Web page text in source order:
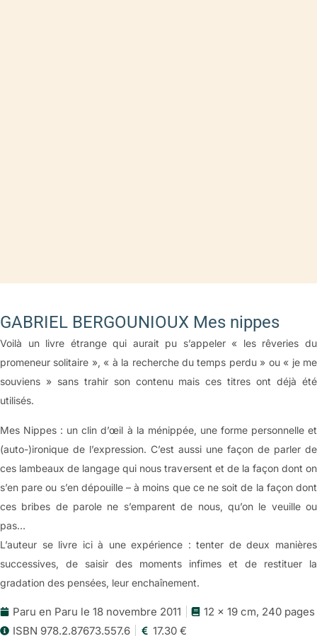
GABRIEL BERGOUNIOUX Mes nippes
Voilà un livre étrange qui aurait pu s’appeler « les rêveries du
promeneur solitaire », « à la recherche du temps perdu » ou « je me
souviens » sans trahir son contenu mais ces titres ont déjà été
utilisés.
Mes Nippes : un clin d’œil à la ménippée, une forme personnelle et
(auto-)ironique de l’expression. C’est aussi une façon de parler de
ces lambeaux de langage qui nous traversent et de la façon dont on
s’en pare ou s’en dépouille – à moins que ce ne soit de la façon dont
ces bribes de parole ne s’emparent de nous, qu’on le veuille ou
pas…
L’auteur se livre ici à une expérience : tenter de deux manières
successives, de saisir des moments infimes et de restituer la
gradation des pensées, leur enchaînement.
Paru en Paru le 18 novembre 2011
12 x 19 cm, 240 pages
ISBN 978.2.87673.557.6
17.30 €